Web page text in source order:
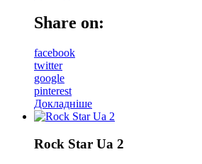
Share on:
facebook
twitter
google
pinterest
Докладніше
Rock Star Ua 2